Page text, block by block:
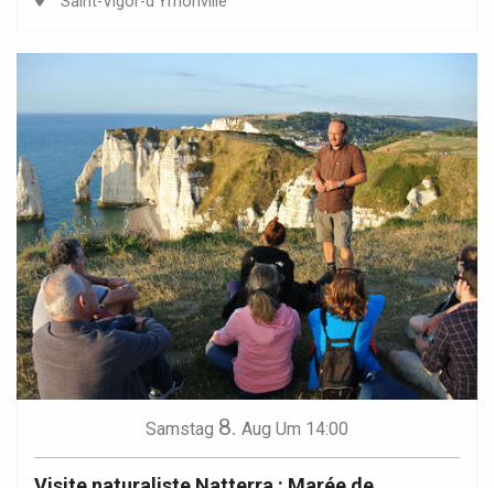
Samstag 8. Aug Um 14:00